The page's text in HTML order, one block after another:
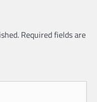
Required fields are